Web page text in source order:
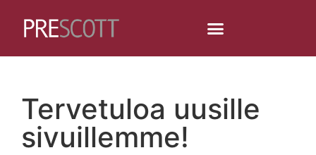
Tervetuloa uusille
sivuillemme!